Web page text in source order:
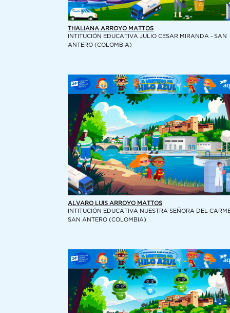
THALIANA ARROYO MATTOS
INTITUCIÓN EDUCATIVA JULIO CESAR MIRANDA - SAN
ANTERO (COLOMBIA)
ALVARO LUIS ARROYO MATTOS
INTITUCIÓN EDUCATIVA NUESTRA SEÑORA DEL
SAN ANTERO (COLOMBIA)